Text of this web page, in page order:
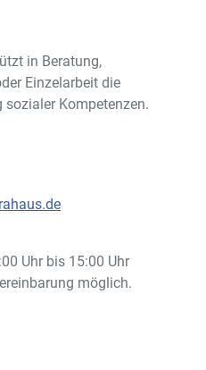
in Beratung,
Einzelarbeit die
Kompetenzen.
Uhr bis 15:00 Uhr
möglich.